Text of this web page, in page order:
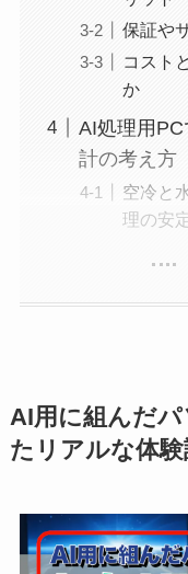
保証や
コスト
か
AI処理用
計の考え方
空冷と
理の安
AI用に組んだ
たリアルな体験